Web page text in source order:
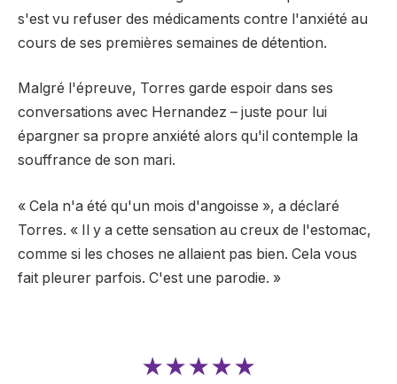
s'est vu refuser des médicaments contre l'anxiété au
cours de ses premières semaines de détention.
Malgré l'épreuve, Torres garde espoir dans ses
conversations avec Hernandez – juste pour lui
épargner sa propre anxiété alors qu'il contemple la
souffrance de son mari.
« Cela n'a été qu'un mois d'angoisse », a déclaré
Torres. « Il y a cette sensation au creux de l'estomac,
comme si les choses ne allaient pas bien. Cela vous
fait pleurer parfois. C'est une parodie. »
★★★★★